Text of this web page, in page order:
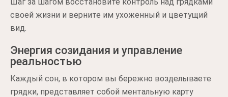
своей жизни и верните им ухоженный и цветущий
вид.
Энергия созидания и управление
реальностью
Каждый сон, в котором вы бережно возделываете
грядки, представляет собой ментальную карту